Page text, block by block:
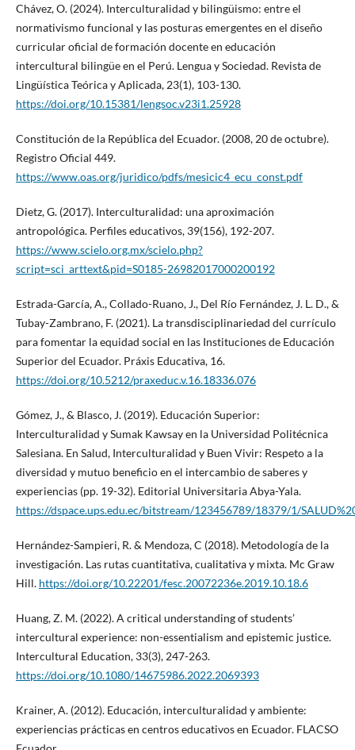
Chávez, O. (2024). Interculturalidad y bilingüismo: entre el
normativismo funcional y las posturas emergentes en el diseño
curricular oficial de formación docente en educación
intercultural bilingüe en el Perú. Lengua y Sociedad. Revista de
Lingüística Teórica y Aplicada, 23(1), 103-130.
https://doi.org/10.15381/lengsoc.v23i1.25928
Constitución de la República del Ecuador. (2008, 20 de octubre).
Registro Oficial 449.
https://www.oas.org/juridico/pdfs/mesicic4_ecu_const.pdf
Dietz, G. (2017). Interculturalidad: una aproximación
antropológica. Perfiles educativos, 39(156), 192-207.
https://www.scielo.org.mx/scielo.php?
script=sci_arttext&pid=S0185-26982017000200192
Estrada-García, A., Collado-Ruano, J., Del Río Fernández, J. L. D., &
Tubay-Zambrano, F. (2021). La transdisciplinariedad del currículo
para fomentar la equidad social en las Instituciones de Educación
Superior del Ecuador. Práxis Educativa, 16.
https://doi.org/10.5212/praxeduc.v.16.18336.076
Gómez, J., & Blasco, J. (2019). Educación Superior:
Interculturalidad y Sumak Kawsay en la Universidad Politécnica
Salesiana. En Salud, Interculturalidad y Buen Vivir: Respeto a la
diversidad y mutuo beneficio en el intercambio de saberes y
experiencias (pp. 19-32). Editorial Universitaria Abya-Yala.
https://dspace.ups.edu.ec/bitstream/123456789/18379/1/
Hernández-Sampieri, R. & Mendoza, C (2018). Metodología de la
investigación. Las rutas cuantitativa, cualitativa y mixta. Mc Graw
Hill. https://doi.org/10.22201/fesc.20072236e.2019.10.18.6
Huang, Z. M. (2022). A critical understanding of students’
intercultural experience: non-essentialism and epistemic justice.
Intercultural Education, 33(3), 247-263.
https://doi.org/10.1080/14675986.2022.2069393
Krainer, A. (2012). Educación, interculturalidad y ambiente:
experiencias prácticas en centros educativos en Ecuador. FLACSO